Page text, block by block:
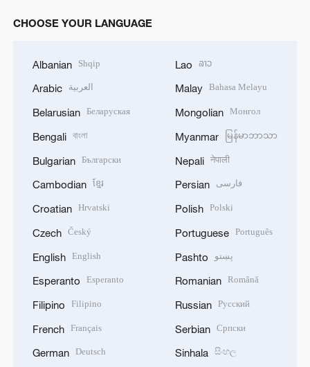
CHOOSE YOUR LANGUAGE
Albanian Shqip
Arabic العربية
Belarusian Беларуская
Bengali বাংলা
Bulgarian Български
Cambodian ខ្មែរ
Croatian Hrvatski
Czech Český
English English
Esperanto Esperanto
Filipino Filipino
French Français
German Deutsch
Lao ລາວ
Malay Bahasa Melayu
Mongolian Монгол
Myanmar မြန်မာဘာသာ
Nepali नेपाली
Persian فارسی
Polish Polski
Portuguese Português
Pashto پښتو
Romanian Română
Russian Русский
Serbian Српски
Sinhala සිංහල